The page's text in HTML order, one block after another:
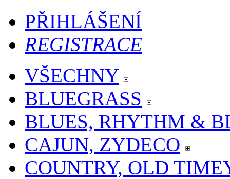
PŘIHLÁŠENÍ
REGISTRACE
VŠECHNY
BLUEGRASS
BLUES, RHYTHM &
CAJUN, ZYDECO
COUNTRY, OLD